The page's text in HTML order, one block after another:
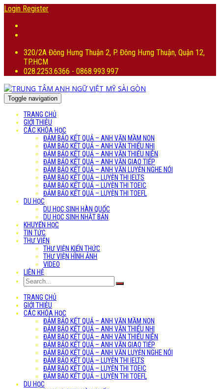
Login Register
320/2A Đông Hưng Thuận 2, P. Đông Hưng Thuận, Quận 12,
TP.HCM
028.2253.6366 - 0868.993.997
Toggle navigation
TRANG CHỦ
GIỚI THIỆU
CÁC KHÓA HỌC
ĐẢM BẢO KẾT QUẢ – ANH VĂN MẦM NON
ĐẢM BẢO KẾT QUẢ – ANH VĂN THIẾU NHI
ĐẢM BẢO KẾT QUẢ – ANH VĂN THIẾU NIÊN
ĐẢM BẢO KẾT QUẢ – ANH VĂN GIAO TIẾP
ĐẢM BẢO KẾT QUẢ – ANH VĂN LUYỆN NGHE NÓI
ĐẢM BẢO KẾT QUẢ – LUYỆN THI IELTS
ĐẢM BẢO KẾT QUẢ – LUYỆN THI TOEIC
ĐẢM BẢO KẾT QUẢ – LUYỆN THI TOEFL
DU HỌC
DU HỌC SINH HÀN QUỐC
DU HỌC SINH NHẬT BẢN
KHUYẾN HỌC
TIN TỨC
THƯ VIỆN
THƯ VIỆN KIẾN THỨC
THƯ VIỆN HÌNH ẢNH
VIDEO
LIÊN HỆ
TRANG CHỦ
GIỚI THIỆU
CÁC KHÓA HỌC
ĐẢM BẢO KẾT QUẢ – ANH VĂN MẦM NON
ĐẢM BẢO KẾT QUẢ – ANH VĂN THIẾU NHI
ĐẢM BẢO KẾT QUẢ – ANH VĂN THIẾU NIÊN
ĐẢM BẢO KẾT QUẢ – ANH VĂN GIAO TIẾP
ĐẢM BẢO KẾT QUẢ – ANH VĂN LUYỆN NGHE NÓI
ĐẢM BẢO KẾT QUẢ – LUYỆN THI IELTS
ĐẢM BẢO KẾT QUẢ – LUYỆN THI TOEIC
ĐẢM BẢO KẾT QUẢ – LUYỆN THI TOEFL
DU HỌC